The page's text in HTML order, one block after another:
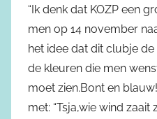
“Ik denk dat KOZP een
men op 14 november
het idee dat dit clubje
de kleuren die men
moet zien.Bont en
met: “Tsja,wie wind